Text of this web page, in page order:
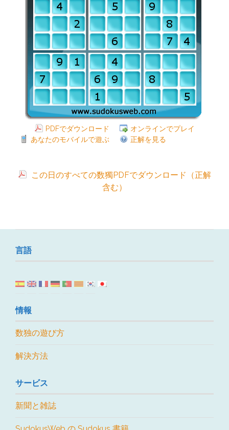
PDFでダウンロード
オンラインでプレイ
あなたのモバイルで遊ぶ
正解を見る
この日のすべての数獨PDFでダウンロード（正解
含む）
言語
情報
数独の遊び方
解決方法
サービス
新聞と雑誌